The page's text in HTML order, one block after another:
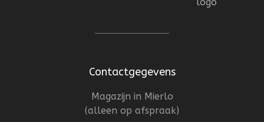
Contactgegevens
Magazijn in Mierlo
(alleen op afspraak)